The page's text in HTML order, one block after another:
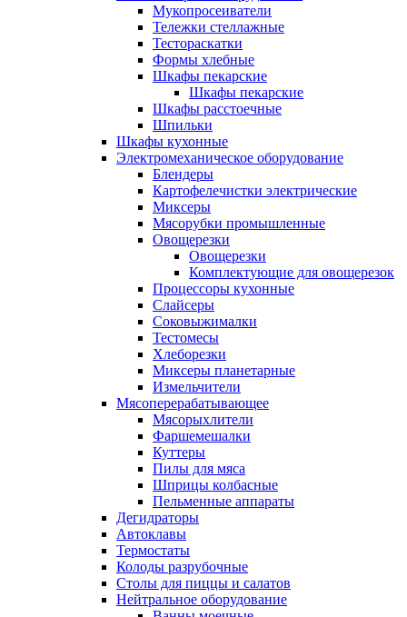
Мукопросеиватели
Тележки стеллажные
Тестораскатки
Формы хлебные
Шкафы пекарские
Шкафы пекарские
Шкафы расстоечные
Шпильки
Шкафы кухонные
Электромеханическое оборудование
Блендеры
Картофелечистки электрические
Миксеры
Мясорубки промышленные
Овощерезки
Овощерезки
Комплектующие для овощерезок
Процессоры кухонные
Слайсеры
Соковыжималки
Тестомесы
Хлеборезки
Миксеры планетарные
Измельчители
Мясоперерабатывающее
Мясорыхлители
Фаршемешалки
Куттеры
Пилы для мяса
Шприцы колбасные
Пельменные аппараты
Дегидраторы
Автоклавы
Термостаты
Колоды разрубочные
Столы для пиццы и салатов
Нейтральное оборудование